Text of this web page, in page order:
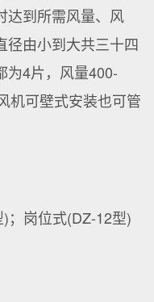
达到所需风量、风
径由小到大共三十四
为4片，风量400-
机可壁式安装也可管
；岗位式(DZ-12型)